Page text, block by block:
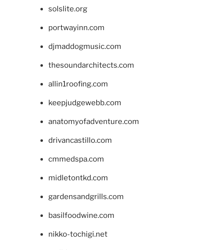
solslite.org
portwayinn.com
djmaddogmusic.com
thesoundarchitects.com
allin1roofing.com
keepjudgewebb.com
anatomyofadventure.com
drivancastillo.com
cmmedspa.com
midletontkd.com
gardensandgrills.com
basilfoodwine.com
nikko-tochigi.net